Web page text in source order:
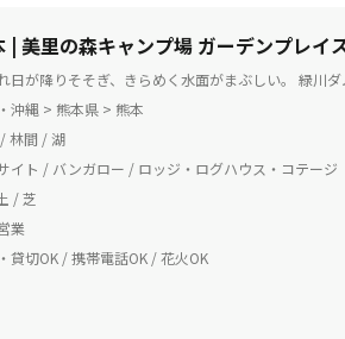
ゆるっと釣り部 山好
| 美里の森キャンプ場 ガーデンプレイ
日が降りそそぎ、きらめく水面がまぶしい。 緑川
沖縄 > 熊本県 > 熊本
林間 / 湖
イト / バンガロー / ロッジ・ログハウス・コテージ
/ 芝
業
貸切OK / 携帯電話OK / 花火OK